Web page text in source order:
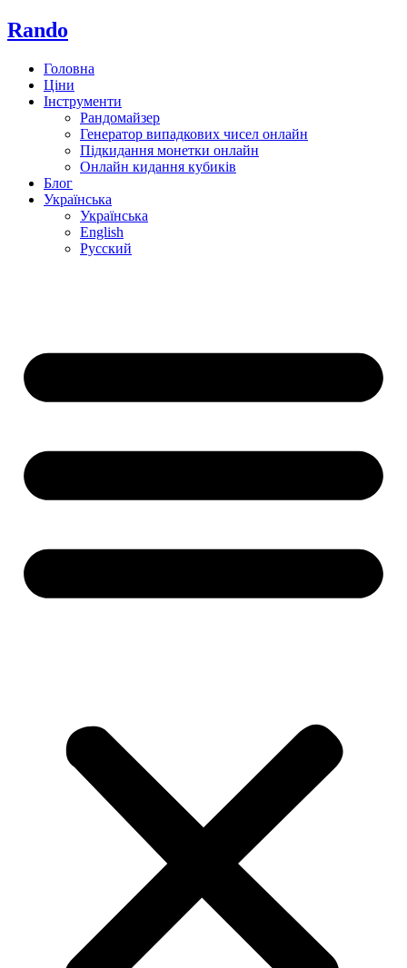
Rando
Головна
Ціни
Інструменти
Рандомайзер
Генератор випадкових чисел онлайн
Підкидання монетки онлайн
Онлайн кидання кубиків
Блог
Українська
Українська
English
Русский